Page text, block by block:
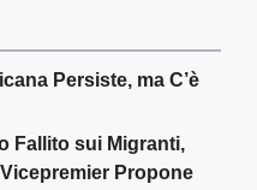
Persiste, ma C’è
Fallito sui Migranti,
Propone